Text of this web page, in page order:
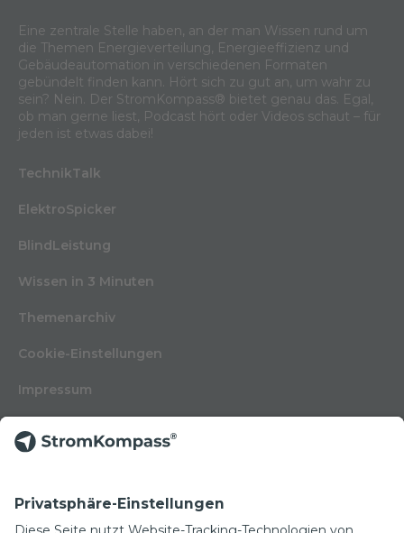
Eine zentrale Stelle haben, an der man Wissen rund um
die Themen Energieverteilung, Energieeffizienz und
Gebäudeautomation in verschiedenen Formaten
gebündelt finden kann. Hört sich zu gut an, um wahr zu
sein? Nein. Der StromKompass® bietet genau das. Egal,
ob man gerne liest, Podcast hört oder Videos schaut – für
jeden ist etwas dabei!
TechnikTalk
ElektroSpicker
BlindLeistung
Wissen in 3 Minuten
Themenarchiv
Cookie-Einstellungen
Impressum
Kontakt